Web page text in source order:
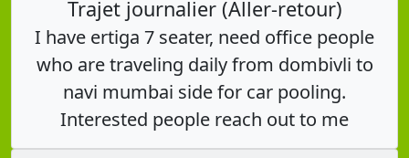
Trajet journalier (Aller-retour)
I have ertiga 7 seater, need office people
who are traveling daily from dombivli to
navi mumbai side for car pooling.
Interested people reach out to me